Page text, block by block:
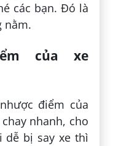
các bạn. Đó là
nằm.
của xe
điểm của
nhanh, cho
dễ bị say xe thì